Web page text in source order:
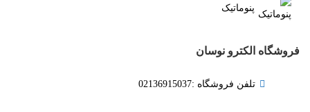
پنوماتیک
فروشگاه الکترو نوسان
تلفن فروشگاه :02136915037